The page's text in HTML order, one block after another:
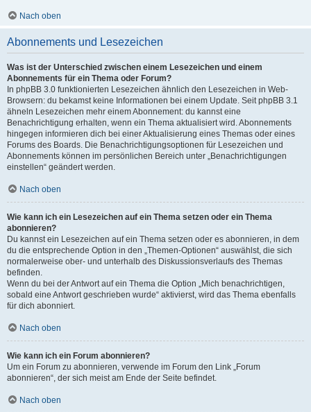
Nach oben
Abonnements und Lesezeichen
Was ist der Unterschied zwischen einem Lesezeichen und einem
Abonnements für ein Thema oder Forum?
In phpBB 3.0 funktionierten Lesezeichen ähnlich den Lesezeichen in Web-
Browsern: du bekamst keine Informationen bei einem Update. Seit phpBB 3.1
ähneln Lesezeichen mehr einem Abonnement: du kannst eine
Benachrichtigung erhalten, wenn ein Thema aktualisiert wird. Abonnements
hingegen informieren dich bei einer Aktualisierung eines Themas oder eines
Forums des Boards. Die Benachrichtigungsoptionen für Lesezeichen und
Abonnements können im persönlichen Bereich unter „Benachrichtigungen
einstellen“ geändert werden.
Nach oben
Wie kann ich ein Lesezeichen auf ein Thema setzen oder ein Thema
abonnieren?
Du kannst ein Lesezeichen auf ein Thema setzen oder es abonnieren, in dem
du die entsprechende Option in den „Themen-Optionen“ auswählst, die sich
normalerweise ober- und unterhalb des Diskussionsverlaufs des Themas
befinden.
Wenn du bei der Antwort auf ein Thema die Option „Mich benachrichtigen,
sobald eine Antwort geschrieben wurde“ aktivierst, wird das Thema ebenfalls
für dich abonniert.
Nach oben
Wie kann ich ein Forum abonnieren?
Um ein Forum zu abonnieren, verwende im Forum den Link „Forum
abonnieren“, der sich meist am Ende der Seite befindet.
Nach oben